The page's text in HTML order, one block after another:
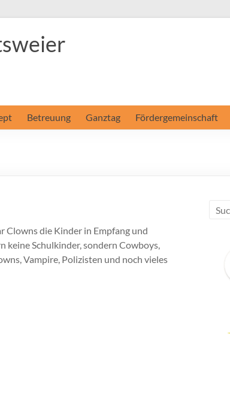
Betreuung Ganztag Fördergemeinschaft
Clowns die Kinder in Empfang und
keine Schulkinder, sondern Cowboys,
Vampire, Polizisten und noch vieles